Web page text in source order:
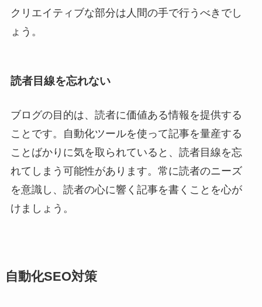
クリエイティブな部分は人間の手で行うべきでし
ょう。
読者目線を忘れない
ブログの目的は、読者に価値ある情報を提供する
ことです。自動化ツールを使って記事を量産する
ことばかりに気を取られていると、読者目線を忘
れてしまう可能性があります。常に読者のニーズ
を意識し、読者の心に響く記事を書くことを心が
けましょう。
自動化SEO対策